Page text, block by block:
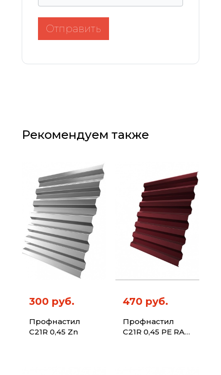
Отправить
Рекомендуем также
300 руб.
Профнастил
C21R 0,45 Zn
470 руб.
Профнастил
C21R 0,45 PE RAL